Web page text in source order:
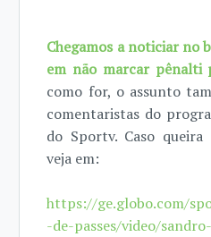
Chegamos a noticiar no
em não marcar pênalti
como for, o assunto
comentaristas do
do Sportv. Caso
veja em:
https://ge.globo.com/
-de-passes/video/